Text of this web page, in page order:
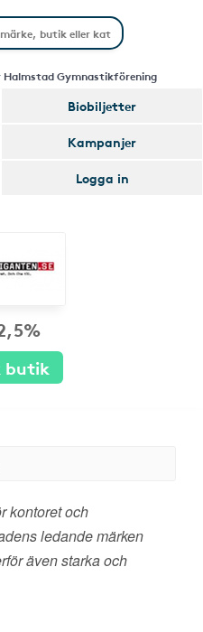
Halmstad Gymnastikförening
Biobiljetter
Kampanjer
Logga in
butik
kontoret och
ledande märken
även starka och